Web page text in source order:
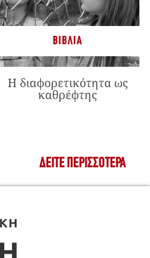
ΒΙΒΛΊΑ
Η διαφορετικότητα ως
καθρέφτης
ΔΕΊΤΕ ΠΕΡΙΣΣΌΤΕΡΑ